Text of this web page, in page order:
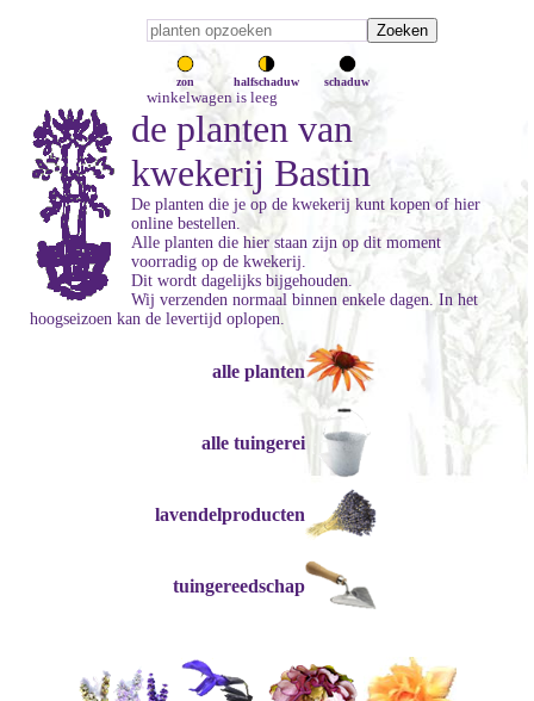
zon halfschaduw schaduw
winkelwagen is leeg
de planten van
kwekerij Bastin
De planten die je op de kwekerij kunt kopen of hier
online bestellen.
Alle planten die hier staan zijn op dit moment
voorradig op de kwekerij.
Dit wordt dagelijks bijgehouden.
Wij verzenden normaal binnen enkele dagen. In het
hoogseizoen kan de levertijd oplopen.
alle planten
alle tuingerei
lavendelproducten
tuingereedschap